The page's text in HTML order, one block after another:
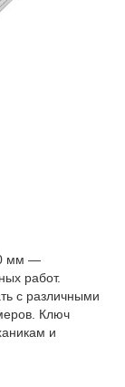
мм —
работ.
с различными
Ключ
и